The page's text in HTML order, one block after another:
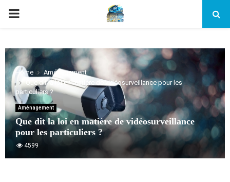
PRIMARY
Home
Aménagement
Que dit la loi en matière de vidéosurveillance pour les
particuliers ?
Aménagement
Que dit la loi en matière de vidéosurveillance
pour les particuliers ?
4599